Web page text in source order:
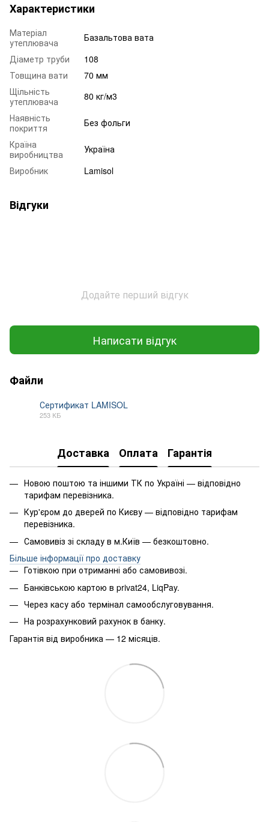
Характеристики
Матеріал
утеплювача
Базальтова вата
Діаметр труби
108
Товщина вати
70 мм
Щільність
утеплювача
80 кг/м3
Наявність
покриття
Без фольги
Країна
виробництва
Україна
Виробник
Lamisol
Відгуки
Додайте перший відгук
Написати відгук
Файли
Сертификат LAMISOL
253 КБ
Доставка Оплата Гарантія
Новою поштою та іншими ТК по Україні — відповідно
тарифам перевізника.
Кур'єром до дверей по Києву — відповідно тарифам
перевізника.
Самовивіз зі складу в м.Київ — безкоштовно.
Більше інформації про доставку
Готівкою при отриманні або самовивозі.
Банківською картою в privat24, LiqPay.
Через касу або термінал самообслуговування.
На розрахунковий рахунок в банку.
Гарантія від виробника — 12 місяців.